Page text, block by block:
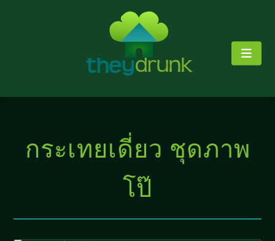
กระเทยเดี่ยว ชุดภาพ
โป๊